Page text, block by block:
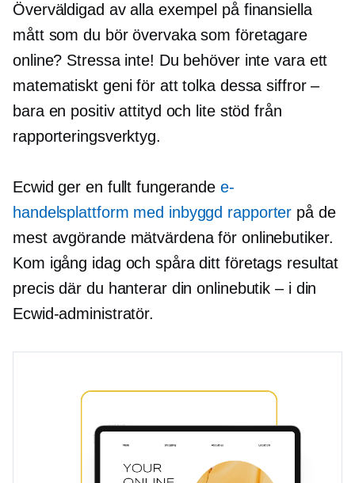
Överväldigad av alla exempel på finansiella
mått som du bör övervaka som företagare
online? Stressa inte! Du behöver inte vara ett
matematiskt geni för att tolka dessa siffror –
bara en positiv attityd och lite stöd från
rapporteringsverktyg.
Ecwid ger en fullt fungerande e-
handelsplattform med inbyggd rapporter på de
mest avgörande mätvärdena för onlinebutiker.
Kom igång idag och spåra ditt företags resultat
precis där du hanterar din onlinebutik – i din
Ecwid-administratör.